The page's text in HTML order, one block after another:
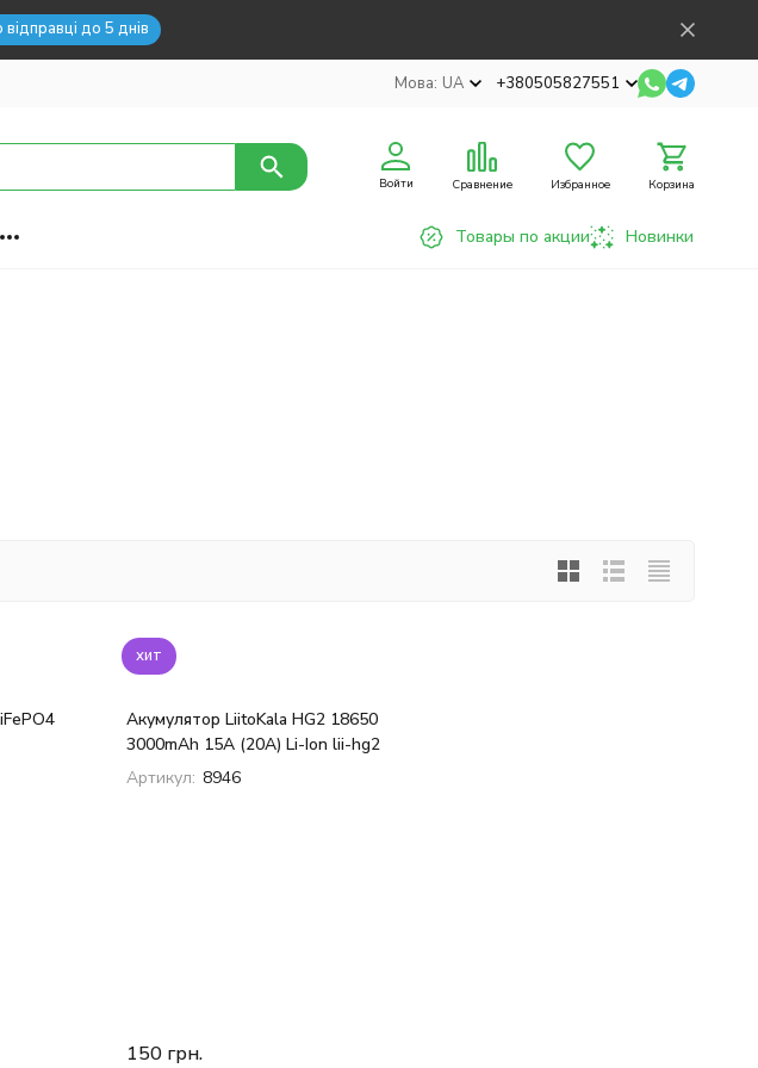
до 5 днів
Мова: UA +380505827551
Войти Сравнение Избранное Корзина
Товары по акции Новинки
хит
Акумулятор LiitoKala HG2 18650
3000mAh 15A (20A) Li-Ion lii-hg2
Артикул: 8946
150 грн.